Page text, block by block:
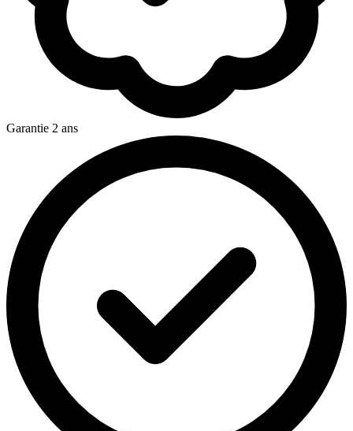
Garantie 2 ans